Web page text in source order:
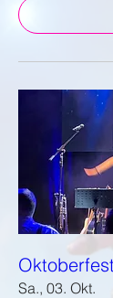
Sa., 03. Okt.